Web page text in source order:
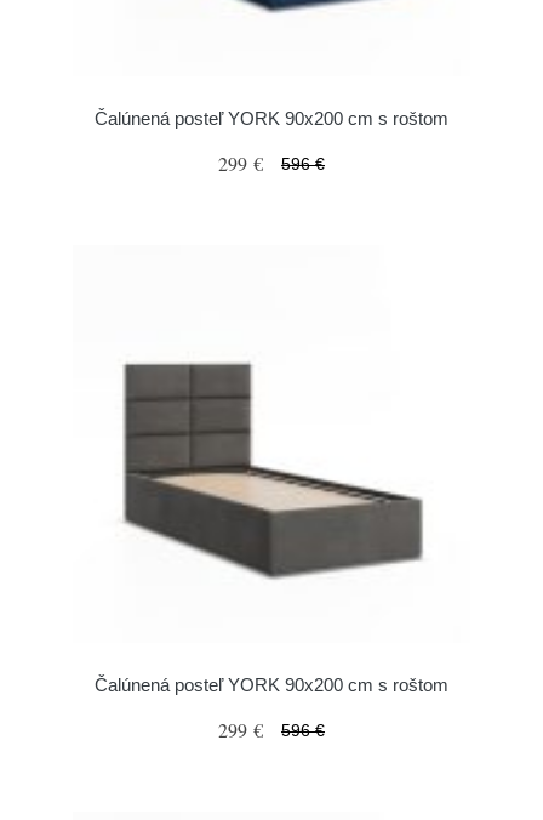
Čalúnená posteľ YORK 90x200 cm s roštom
299 € 596 €
Čalúnená posteľ YORK 90x200 cm s roštom
299 € 596 €